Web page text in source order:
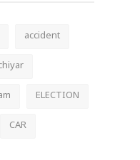
accident
ELECTION
CAR